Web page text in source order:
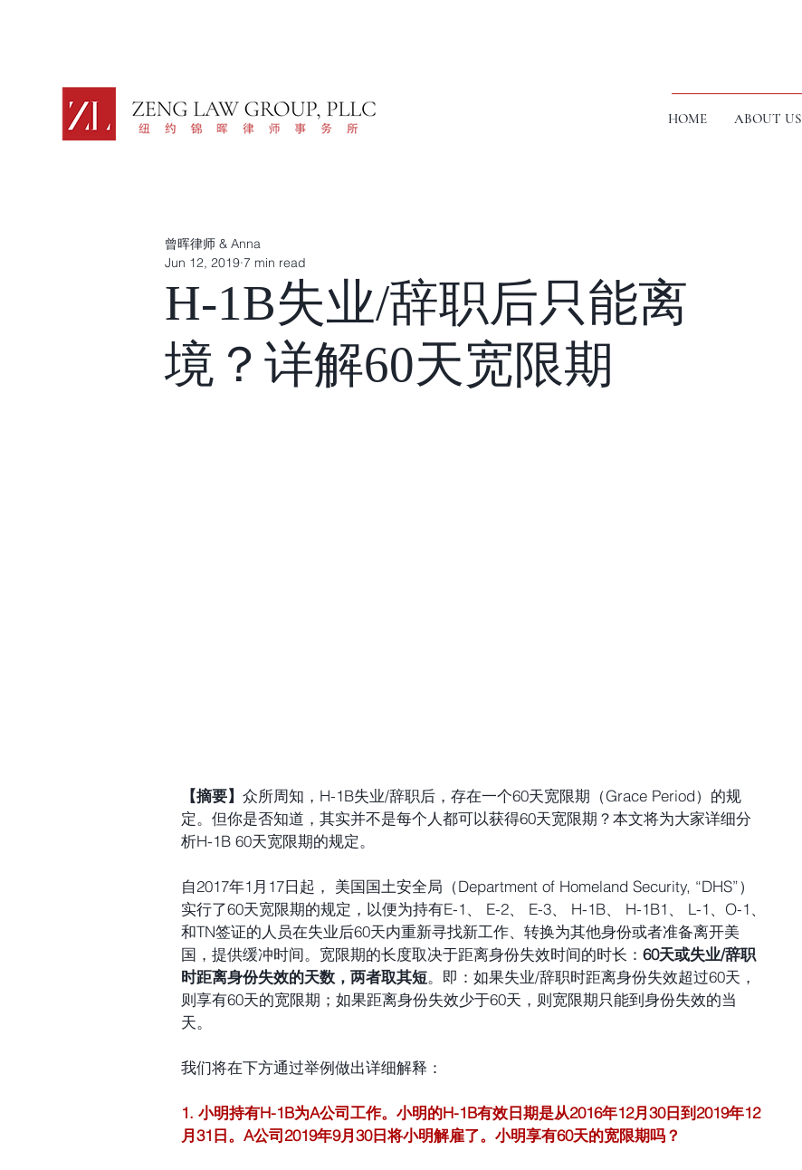
HOME ABOUT US
H-1B失业/辞职后只能离
境？详解60天宽限期
曾晖律师 & Anna
Jun 12, 2019 7 min read
【摘要】 众所周知，H-1B失业/辞职后，存在一个60天宽限期（Grace Period）的规
定。但你是否知道，其实并不是每个人都可以获得60天宽限期？本文将为大家详细分
析H-1B 60天宽限期的规定。
自2017年1月17日起， 美国国土安全局（Department of Homeland Security, “DHS”）
实行了60天宽限期的规定，以便为持有E-1、 E-2、 E-3、 H-1B、 H-1B1、 L-1、O-1、
和TN签证的人员在失业后60天内重新寻找新工作、转换为其他身份或者准备离开美
国，提供缓冲时间。宽限期的长度取决于距离身份失效时间的时长： 60天或失业/辞职
时距离身份失效的天数，两者取其短。即：如果失业/辞职时距离身份失效超过60天，
则享有60天的宽限期；如果距离身份失效少于60天，则宽限期只能到身份失效的当
天。
我们将在下方通过举例做出详细解释：
1. 小明持有H-1B为A公司工作。小明的H-1B有效日期是从2016年12月30日到2019年12
月31日。A公司2019年9月30日将小明解雇了。小明享有60天的宽限期吗？